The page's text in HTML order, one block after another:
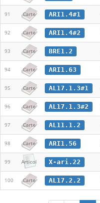
91 Carte ARI1.4#1
92 Carte ARI1.4#2
93 Carte BRE1.2
94 Carte ARI1.63
95 Carte AL17.1.3#1
96 Carte AL17.1.3#2
97 Carte AL11.1.2
98 Carte ARI1.56
99 Articol X-ari.22
100 Carte AL17.2.2